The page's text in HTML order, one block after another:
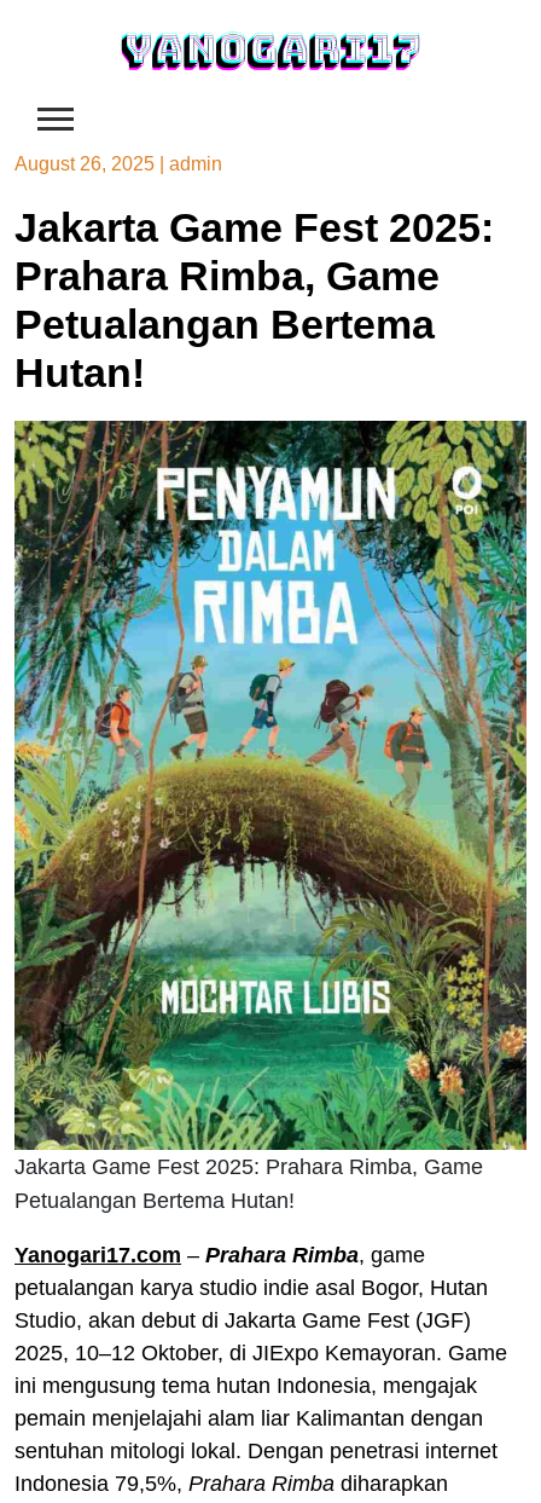
August 26, 2025 admin
Jakarta Game Fest 2025:
Prahara Rimba, Game
Petualangan Bertema
Hutan!
Jakarta Game Fest 2025: Prahara Rimba, Game
Petualangan Bertema Hutan!
Yanogari17.com – Prahara Rimba, game
petualangan karya studio indie asal Bogor, Hutan
Studio, akan debut di Jakarta Game Fest (JGF)
2025, 10–12 Oktober, di JIExpo Kemayoran. Game
ini mengusung tema hutan Indonesia, mengajak
pemain menjelajahi alam liar Kalimantan dengan
sentuhan mitologi lokal. Dengan penetrasi internet
Indonesia 79,5%, Prahara Rimba diharapkan